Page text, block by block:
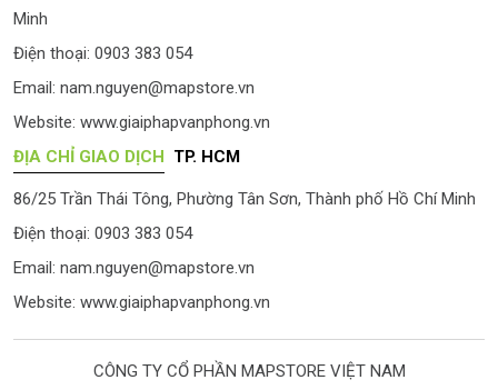
Minh
Điện thoại: 0903 383 054
Email: nam.nguyen@mapstore.vn
Website: www.giaiphapvanphong.vn
ĐỊA CHỈ GIAO DỊCH TP. HCM
86/25 Trần Thái Tông, Phường Tân Sơn, Thành phố Hồ Chí Minh
Điện thoại: 0903 383 054
Email: nam.nguyen@mapstore.vn
Website: www.giaiphapvanphong.vn
CÔNG TY CỔ PHẦN MAPSTORE VIỆT NAM